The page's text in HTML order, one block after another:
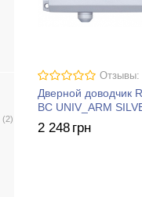
(2)
Отзывы:
Дверной доводчик
BC UNIV_ARM
2 248 грн